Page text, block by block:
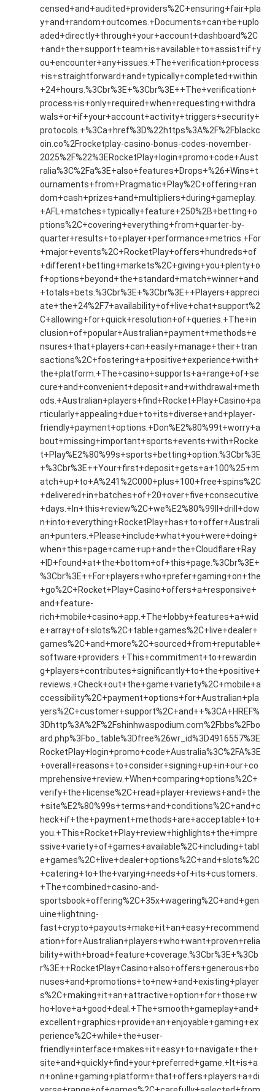
censed+and+audited+providers%2C+ensuring+fair+pla
y+and+random+outcomes.+Documents+can+be+uplo
aded+directly+through+your+account+dashboard%2C
+and+the+support+team+is+available+to+assist+if+y
ou+encounter+any+issues.+The+verification+process
+is+straightforward+and+typically+completed+within
+24+hours.%3Cbr%3E+%3Cbr%3E++The+verification+
process+is+only+required+when+requesting+withdra
wals+or+if+your+account+activity+triggers+security+
protocols.+%3Ca+href%3D%22https%3A%2F%2Fblackc
oin.co%2Frocketplay-casino-bonus-codes-november-
2025%2F%22%3ERocketPlay+login+promo+code+Aust
ralia%3C%2Fa%3E+also+features+Drops+%26+Wins+t
ournaments+from+Pragmatic+Play%2C+offering+ran
dom+cash+prizes+and+multipliers+during+gameplay.
+AFL+matches+typically+feature+250%2B+betting+o
ptions%2C+covering+everything+from+quarter-by-
quarter+results+to+player+performance+metrics.+For
+major+events%2C+RocketPlay+offers+hundreds+of
+different+betting+markets%2C+giving+you+plenty+o
f+options+beyond+the+standard+match+winner+and
+totals+bets.%3Cbr%3E+%3Cbr%3E++Players+appreci
ate+the+24%2F7+availability+of+live+chat+support%2
C+allowing+for+quick+resolution+of+queries.+The+in
clusion+of+popular+Australian+payment+methods+e
nsures+that+players+can+easily+manage+their+tran
sactions%2C+fostering+a+positive+experience+with+
the+platform.+The+casino+supports+a+range+of+se
cure+and+convenient+deposit+and+withdrawal+meth
ods.+Australian+players+find+Rocket+Play+Casino+pa
rticularly+appealing+due+to+its+diverse+and+player-
friendly+payment+options.+Don%E2%80%99t+worry+a
bout+missing+important+sports+events+with+Rocke
t+Play%E2%80%99s+sports+betting+option.%3Cbr%3E
+%3Cbr%3E++Your+first+deposit+gets+a+100%25+m
atch+up+to+A%241%2C000+plus+100+free+spins%2C
+delivered+in+batches+of+20+over+five+consecutive
+days.+In+this+review%2C+we%E2%80%99ll+drill+dow
n+into+everything+RocketPlay+has+to+offer+Australi
an+punters.+Please+include+what+you+were+doing+
when+this+page+came+up+and+the+Cloudflare+Ray
+ID+found+at+the+bottom+of+this+page.%3Cbr%3E+
%3Cbr%3E++For+players+who+prefer+gaming+on+the
+go%2C+Rocket+Play+Casino+offers+a+responsive+
and+feature-
rich+mobile+casino+app.+The+lobby+features+a+wid
e+array+of+slots%2C+table+games%2C+live+dealer+
games%2C+and+more%2C+sourced+from+reputable+
software+providers.+This+commitment+to+rewardin
g+players+contributes+significantly+to+the+positive+
reviews.+Check+out+the+game+variety%2C+mobile+a
ccessibility%2C+payment+options+for+Australian+pla
yers%2C+customer+support%2C+and++%3CA+HREF%
3Dhttp%3A%2F%2Fshinhwaspodium.com%2Fbbs%2Fbo
ard.php%3Fbo_table%3Dfree%26wr_id%3D4916557%3E
RocketPlay+login+promo+code+Australia%3C%2FA%3E
+overall+reasons+to+consider+signing+up+in+our+co
mprehensive+review.+When+comparing+options%2C+
verify+the+license%2C+read+player+reviews+and+the
+site%E2%80%99s+terms+and+conditions%2C+and+c
heck+if+the+payment+methods+are+acceptable+to+
you.+This+Rocket+Play+review+highlights+the+impre
ssive+variety+of+games+available%2C+including+tabl
e+games%2C+live+dealer+options%2C+and+slots%2C
+catering+to+the+varying+needs+of+its+customers.
+The+combined+casino-and-
sportsbook+offering%2C+35x+wagering%2C+and+gen
uine+lightning-
fast+crypto+payouts+make+it+an+easy+recommend
ation+for+Australian+players+who+want+proven+relia
bility+with+broad+feature+coverage.%3Cbr%3E+%3Cb
r%3E++RocketPlay+Casino+also+offers+generous+bo
nuses+and+promotions+to+new+and+existing+player
s%2C+making+it+an+attractive+option+for+those+w
ho+love+a+good+deal.+The+smooth+gameplay+and+
excellent+graphics+provide+an+enjoyable+gaming+ex
perience%2C+while+the+user-
friendly+interface+makes+it+easy+to+navigate+the+
site+and+quickly+find+your+preferred+game.+It+is+a
n+online+gaming+platform+that+offers+players+a+di